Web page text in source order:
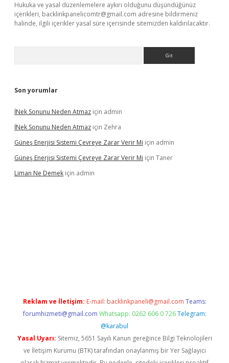
Hukuka ve yasal düzenlemelere aykırı olduğunu düşündüğünüz
içerikleri, backlinkpanelicomtr@gmail.com adresine bildirmeniz
halinde, ilgili içerikler yasal süre içerisinde sitemizden kaldırılacaktır.
Son yorumlar
İNek Sonunu Neden Atmaz için admin
İNek Sonunu Neden Atmaz için Zehra
Güneş Enerjisi Sistemi Çevreye Zarar Verir Mi için admin
Güneş Enerjisi Sistemi Çevreye Zarar Verir Mi için Taner
Liman Ne Demek için admin
Reklam ve İletişim: E-mail: backlinkpaneli@gmail.com Teams:
forumhizmeti@gmail.com Whatsapp: 0262 606 0 726 Telegram:
@karabul
Yasal Uyarı: Sitemiz, 5651 Sayılı Kanun gereğince Bilgi Teknolojileri
ve İletişim Kurumu (BTK) tarafından onaylanmış bir Yer Sağlayıcı